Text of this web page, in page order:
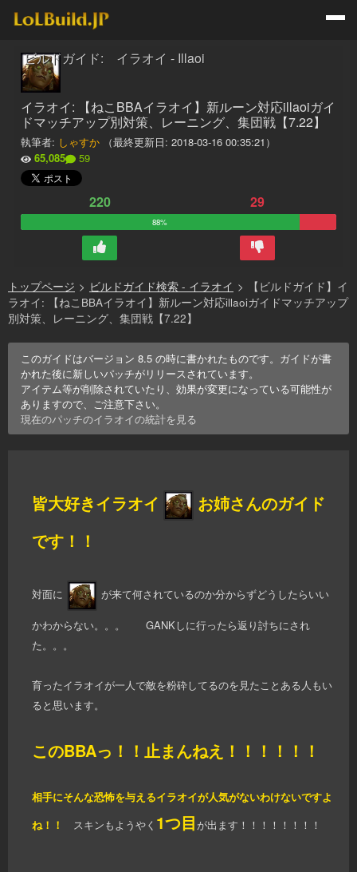
ビルドガイド: イラオイ - Illaoi
イラオイ: 【ねこBBAイラオイ】新ルーン対応illaoiガイ
ドマッチアップ別対策、レーニング、集団戦【7.22】
執筆者: しゃすか （最終更新日: 2018-03-16 00:35:21 ）
65,085
59
220 29
88%
トップページ > ビルドガイド検索 - イラオイ >
【ビルドガイド】イ
ラオイ: 【ねこBBAイラオイ】新ルーン対応illaoiガイドマッチアップ
別対策、レーニング、集団戦【7.22】
このガイドはバージョン8.5 の時に書かれたものです。ガイドが書
かれた後に新しいパッチがリリースされています。
アイテム等が削除されていたり、効果が変更になっている可能性が
ありますので、ご注意下さい。
現在のパッチのイラオイの統計を見る
皆大好きイラオイ
お姉さんのガイド
です！！
対面に が来て何されているのか分からずどうしたらいい
かわからない。。。 GANKしに行ったら返り討ちにされ
た。。。
育ったイラオイが一人で敵を粉砕してるのを見たことある人もい
ると思います。
このBBAっ！！止まんねえ！！！！！！
相手にそんな恐怖を与えるイラオイが人気がないわけないですよ
ね！！
スキンもようやく 1つ目 が出ます！！！！！！！！